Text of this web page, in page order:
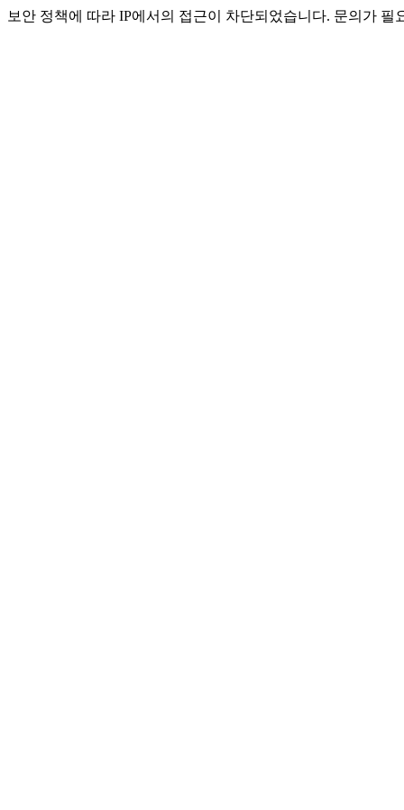
보안 정책에 따라 IP에서의 접근이 차단되었습니다. 문의가